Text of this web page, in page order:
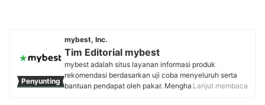
Penyunting
mybest, Inc.
Tim Editorial mybest
mybest adalah situs layanan informasi produk
rekomendasi berdasarkan uji coba menyeluruh serta
bantuan pendapat oleh pakar. Menghasilkan konten
Lanjut membaca